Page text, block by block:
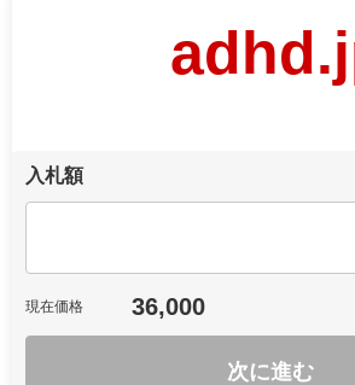
入札額
現在価格 36,000
次に進む